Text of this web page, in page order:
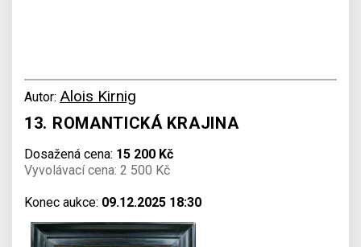
Autor: Alois Kirnig
13. ROMANTICKÁ KRAJINA
Dosažená cena: 15 200 Kč
Vyvolávací cena: 2 500 Kč
Konec aukce: 09.12.2025 18:30